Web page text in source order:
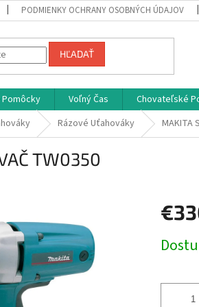
PODMIENKY OCHRANY OSOBNÝCH ÚDAJOV
HĽADAŤ
Voľný Čas Chovateľské
Rázové Uťahováky MAKITA
TW0350
cena: